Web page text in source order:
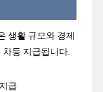
생활 규모와 경제
등 지급됩니다.
급